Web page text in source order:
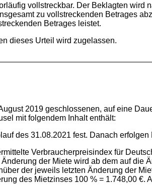
vollstreckbar. Der Beklagten
zu vollstreckenden Betrages
Betrages leistet.
dieses Urteil wird zugelassen.
2019 geschlossenen, auf eine
mit folgendem Inhalt enthält:
des 31.08.2021 fest. Danach
Verbraucherpreisindex für
der Miete wird ab dem auf die
der jeweils letzten Änderung der
des Mietzinses 100 % = 1.748,00